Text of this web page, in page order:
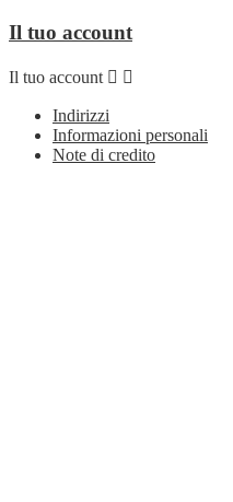
Il tuo account
Il tuo account  
Indirizzi
Informazioni personali
Note di credito